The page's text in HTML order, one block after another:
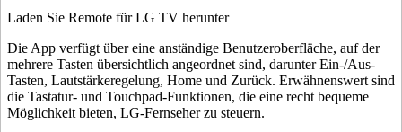
Laden Sie Remote für LG TV herunter
Die App verfügt über eine anständige Benutzeroberfläche, auf der
mehrere Tasten übersichtlich angeordnet sind, darunter Ein-/Aus-
Tasten, Lautstärkeregelung, Home und Zurück. Erwähnenswert sind
die Tastatur- und Touchpad-Funktionen, die eine recht bequeme
Möglichkeit bieten, LG-Fernseher zu steuern.